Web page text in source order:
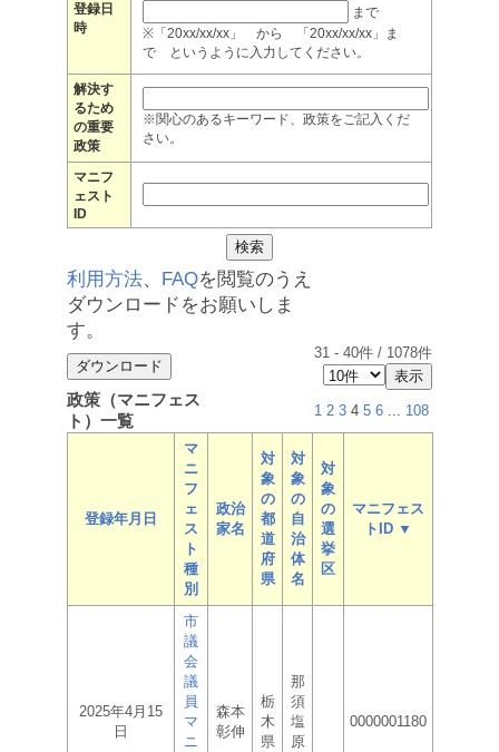
登録日
時
まで
※「20xx/xx/xx」 から 「20xx/xx/xx」ま
で というように入力してください。
解決す
るため
の重要
政策
※関心のあるキーワード、政策をご記入くだ
さい。
マニフ
ェスト
ID
利用方法、 FAQを閲覧のうえ
ダウンロードをお願いしま
す。
31 - 40件 / 1078件
政策（マニフェス
ト）一覧
1 2 3 4 5 6 ... 108
登録年月日
マ
ニ
フ
ェ
ス
ト
種
別
政治
家名
対
象
の
都
道
府
県
対
象
の
自
治
体
名
対
象
の
選
挙
区
マニフェス
トID ▼
2025年4月15
日
市
議
会
議
員
マ
ニ
森本
彰伸
栃
木
県
那
須
塩
原
0000001180